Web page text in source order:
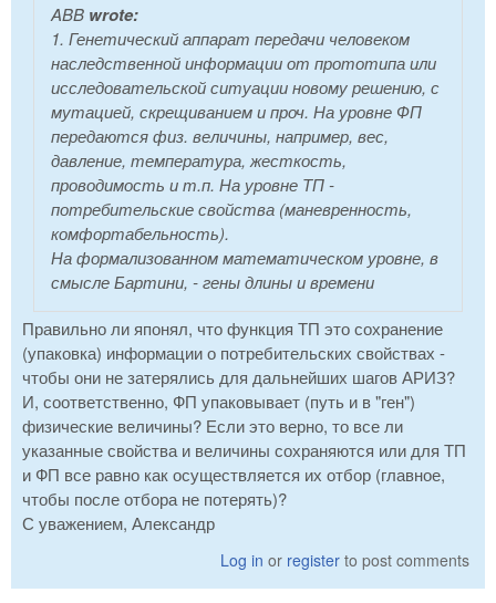
ABB wrote:
1. Генетический аппарат передачи человеком
наследственной информации от прототипа или
исследовательской ситуации новому решению, с
мутацией, скрещиванием и проч. На уровне ФП
передаются физ. величины, например, вес,
давление, температура, жесткость,
проводимость и т.п. На уровне ТП -
потребительские свойства (маневренность,
комфортабельность).
На формализованном математическом уровне, в
смысле Бартини, - гены длины и времени
Правильно ли японял, что функция ТП это сохранение
(упаковка) информации о потребительских свойствах -
чтобы они не затерялись для дальнейших шагов АРИЗ?
И, соответственно, ФП упаковывает (путь и в "ген")
физические величины? Если это верно, то все ли
указанные свойства и величины сохраняются или для ТП
и ФП все равно как осуществляется их отбор (главное,
чтобы после отбора не потерять)?
С уважением, Александр
Log in or register to post comments